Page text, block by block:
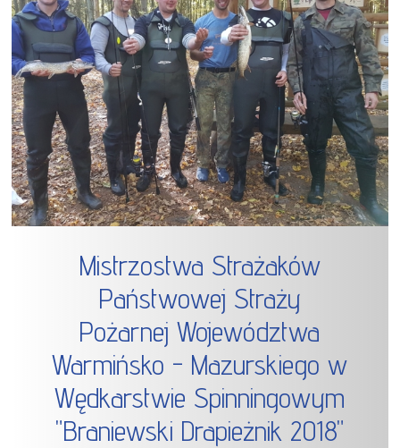
Mistrzostwa Strażaków
Państwowej Straży
Pożarnej Województwa
Warmińsko - Mazurskiego w
Wędkarstwie Spinningowym
"Braniewski Drapieżnik 2018"